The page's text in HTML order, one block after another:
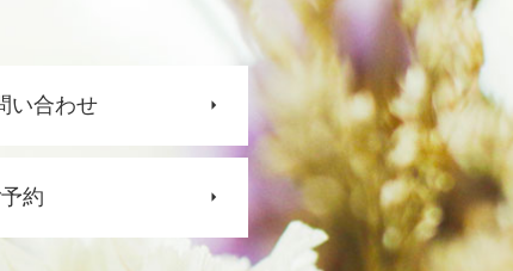
い合わせ
約